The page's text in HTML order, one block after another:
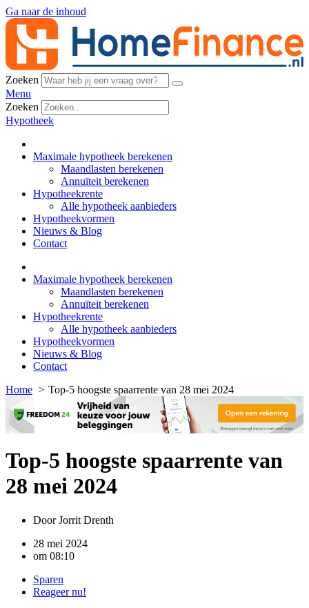
Ga naar de inhoud
Zoeken
Menu
Zoeken
Hypotheek
Maximale hypotheek berekenen
Maandlasten berekenen
Annuïteit berekenen
Hypotheekrente
Alle hypotheek aanbieders
Hypotheekvormen
Nieuws & Blog
Contact
Maximale hypotheek berekenen
Maandlasten berekenen
Annuïteit berekenen
Hypotheekrente
Alle hypotheek aanbieders
Hypotheekvormen
Nieuws & Blog
Contact
Home
Top-5 hoogste spaarrente van 28 mei 2024
Top-5 hoogste spaarrente van
28 mei 2024
DoorJorrit Drenth
28 mei 2024
om 08:10
Sparen
Reageer nu!